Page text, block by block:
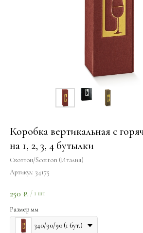
Коробка вертикальная с
на 1, 2, 3, 4 бутылки
Скоттон/Scotton (Италия)
Артикул: 34175
250 ₽. / 1 шт
Размер мм
340/90/90 (1 бут.)